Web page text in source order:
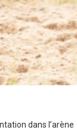
dans l’arène